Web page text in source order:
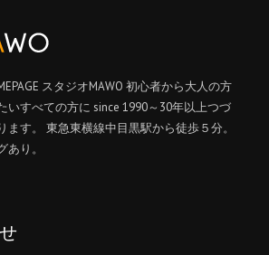
スタジオMAWO 初心者から大人の方
いすべての方に since 1990～30年以上つづ
ます。 東急東横線中目黒駅から徒歩５分。
り。